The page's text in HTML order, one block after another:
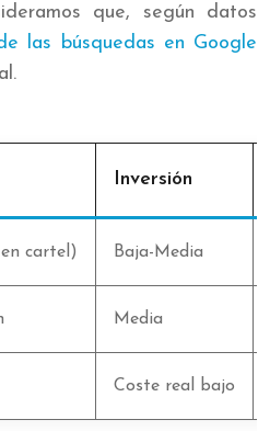
que, según datos
las búsquedas en Google
Inversión
cartel) Baja-Media
Media
Coste real bajo